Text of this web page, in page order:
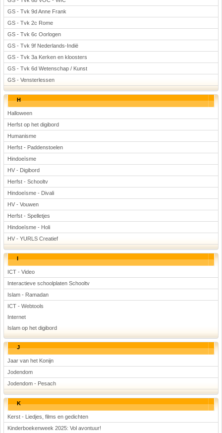
GS - Tvk 9d Anne Frank
GS - Tvk 2c Rome
GS - Tvk 6c Oorlogen
GS - Tvk 9f Nederlands-Indië
GS - Tvk 3a Kerken en kloosters
GS - Tvk 6d Wetenschap / Kunst
GS - Vensterlessen
H
Halloween
Herfst op het digibord
Humanisme
Herfst - Paddenstoelen
Hindoeïsme
HV - Digibord
Herfst - Schooltv
Hindoeïsme - Divali
HV - Vouwen
Herfst - Spelletjes
Hindoeïsme - Holi
HV - YURLS Creatief
I
ICT - Video
Interactieve schoolplaten Schooltv
Islam - Ramadan
ICT - Webtools
Internet
Islam op het digibord
J
Jaar van het Konijn
Jodendom
Jodendom - Pesach
K
Kerst - Liedjes, films en gedichten
Kinderboekenweek 2025: Vol avontuur!